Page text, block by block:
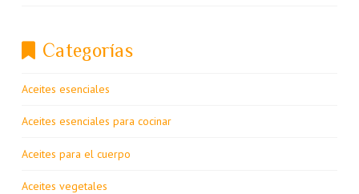
Categorías
Aceites esenciales
Aceites esenciales para cocinar
Aceites para el cuerpo
Aceites vegetales